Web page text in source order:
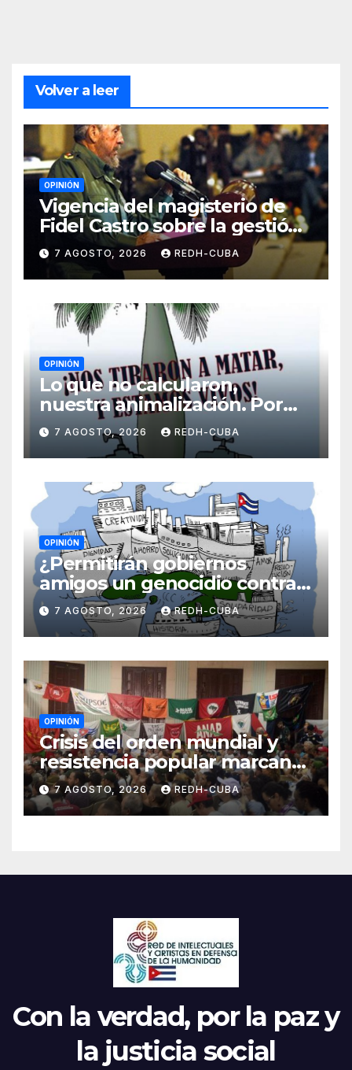
Volver a leer
OPINIÓN
Vigencia del magisterio de
Fidel Castro sobre la gestión
del liderazgo revolucionario.
Por Jorge Luís Guach Estévez
7 AGOSTO, 2026 REDH-CUBA
OPINIÓN
Lo que no calcularon,
nuestra animalización. Por
Laidi Fernández de Juan
7 AGOSTO, 2026 REDH-CUBA
OPINIÓN
¿Permitirán gobiernos
amigos un genocidio contra
Cuba? Por Hedelberto López
Blanch
7 AGOSTO, 2026 REDH-CUBA
OPINIÓN
Crisis del orden mundial y
resistencia popular marcan
el inicio de la IV Asamblea
Continental de ALBA
Movimientos en Cuba
7 AGOSTO, 2026 REDH-CUBA
Con la verdad, por la paz y
la justicia social